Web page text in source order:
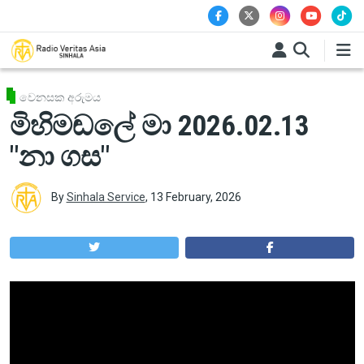
වෙනසක අරුමය
මිහිමඬලේ මා 2026.02.13
"නා ගස"
BySinhala Service, 13 February, 2026